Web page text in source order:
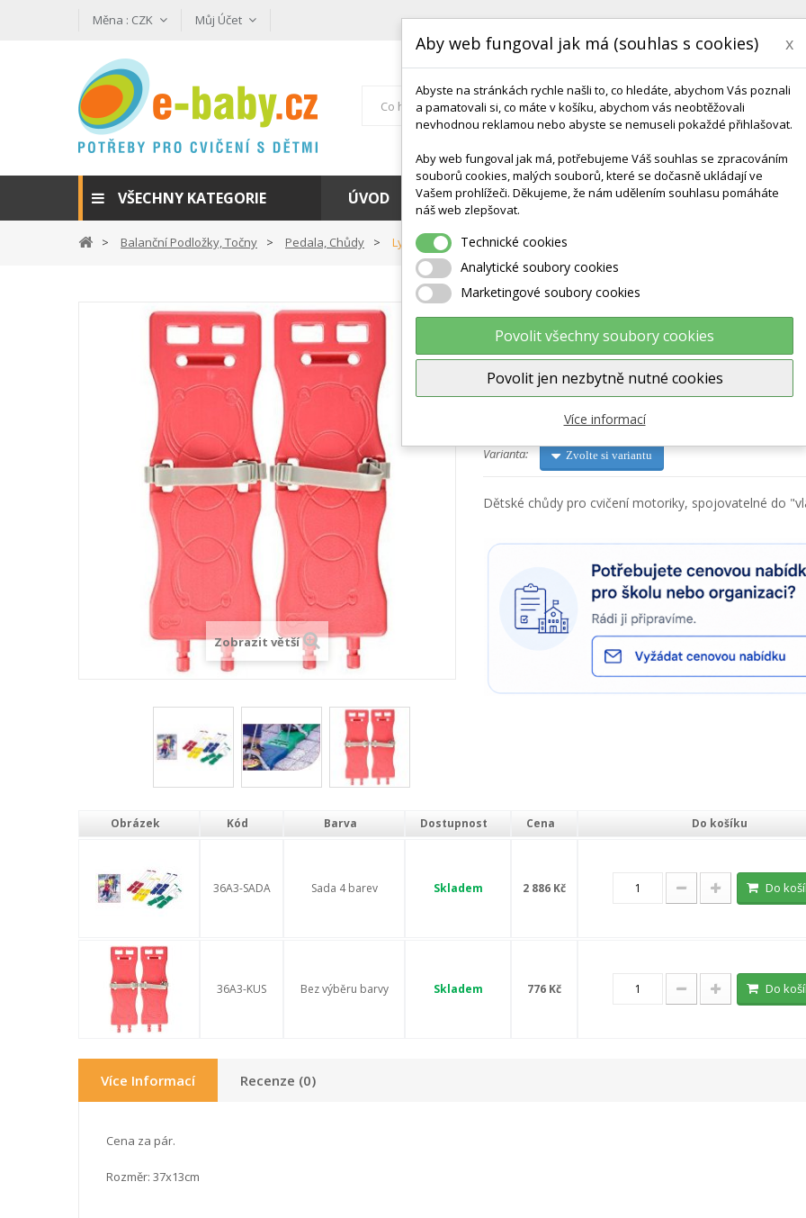
Měna : CZK Můj Účet
VŠECHNY KATEGORIE ÚVOD KONTAKT DODÁNÍ A TERMÍNY CZ & SK
Balanční Podložky, Točny Pedala, Chůdy Lyže Chůdy We Play KM4001
Zobrazit větší
Lyže chůdy we play KM4001
Výrobce: We play
Pedala, chůdy
Varianta: Zvolte si variantu
Dětské chůdy pro cvičení motoriky, spojovatelné do
Obrázek Kód Barva Dostupnost Cena Do košíku
36A3-SADA Sada 4 barev Skladem 2 886 Kč Do
36A3-KUS Bez výběru barvy Skladem 776 Kč Do
Více Informací Recenze (0)
Cena za pár.
Rozměr: 37x13cm
Aby web fungoval jak má (souhlas s cookies) x
Abyste na stránkách rychle našli to, co hledáte, abychom Vás poznali
a pamatovali si, co máte v košíku, abychom vás neobtěžovali
nevhodnou reklamou nebo abyste se nemuseli pokaždé přihlašovat.
Aby web fungoval jak má, potřebujeme Váš souhlas se zpracováním
souborů cookies, malých souborů, které se dočasně ukládají ve
Vašem prohlížeči. Děkujeme, že nám udělením souhlasu pomáháte
náš web zlepšovat.
Technické cookies
Analytické soubory cookies
Marketingové soubory cookies
Povolit všechny soubory cookies
Povolit jen nezbytně nutné cookies
Více informací